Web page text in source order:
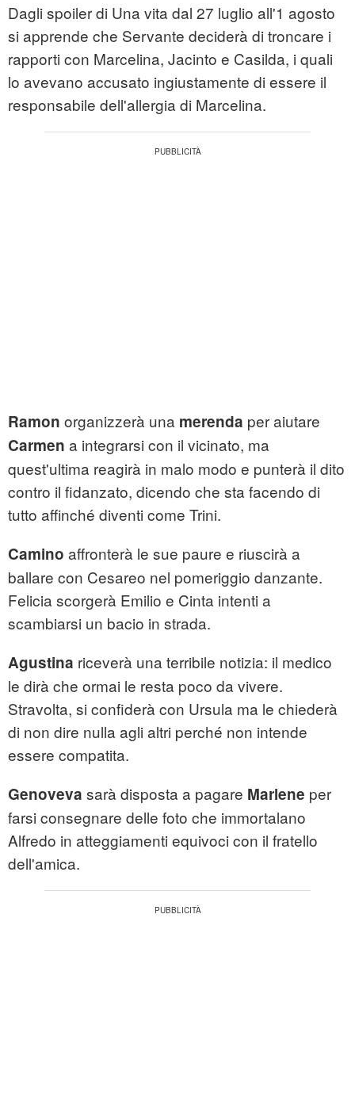
Dagli spoiler di Una vita dal 27 luglio all'1 agosto
si apprende che Servante deciderà di troncare i
rapporti con Marcelina, Jacinto e Casilda, i quali
lo avevano accusato ingiustamente di essere il
responsabile dell'allergia di Marcelina.
Ramon organizzerà una merenda per aiutare
Carmen a integrarsi con il vicinato, ma
quest'ultima reagirà in malo modo e punterà il dito
contro il fidanzato, dicendo che sta facendo di
tutto affinché diventi come Trini.
Camino affronterà le sue paure e riuscirà a
ballare con Cesareo nel pomeriggio danzante.
Felicia scorgerà Emilio e Cinta intenti a
scambiarsi un bacio in strada.
Agustina riceverà una terribile notizia: il medico
le dirà che ormai le resta poco da vivere.
Stravolta, si confiderà con Ursula ma le chiederà
di non dire nulla agli altri perché non intende
essere compatita.
Genoveva sarà disposta a pagare Marlene per
farsi consegnare delle foto che immortalano
Alfredo in atteggiamenti equivoci con il fratello
dell'amica.